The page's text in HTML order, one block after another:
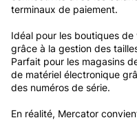
terminaux de paiement.
Idéal pour les boutiques de
grâce à la gestion des
Parfait pour les magasins
de matériel électronique
des numéros de série.
En réalité, Mercator